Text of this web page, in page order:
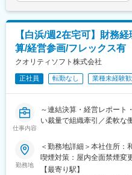
■サービスの強み
「ISM CloudOne」は
アNo.1です。まだクラウド
サービスの開発・参入に成
客を最初に獲得できた事が
としてエンドポイントセキ
で国際化にも対応している
なる）ため海外顧客含めて
強みです。
残業20～30時間程度で年
やすいため、各々のライフ
後休暇、育児休業からの復
【白浜/週2在宅可】財務
算/経営参画/フレックス有
クオリティソフト株式会社
正社員 転勤なし 業種未経験
仕事内容
～連結決算・経営レポート
い裁量で組織牽引／柔軟な
当社は、企業のIT資産管理
SaaS製品を展開していま
導入社数80,000社以上、7
勤務地
＜勤務地詳細＞本社住所：
喫煙対策：屋内全面禁煙変
ートワーク含む）
【最寄り駅】